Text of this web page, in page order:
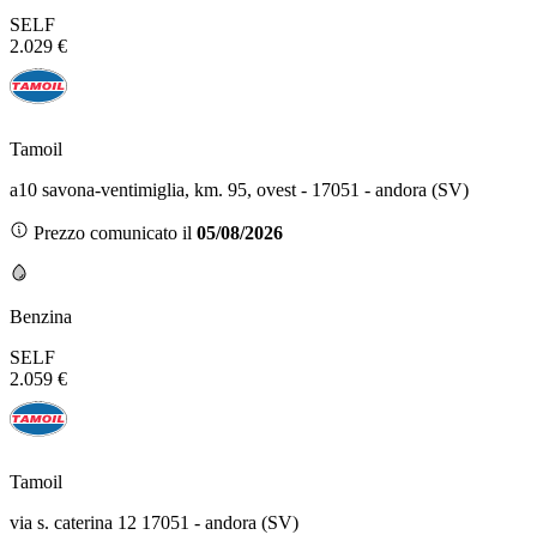
SELF
2.029 €
Tamoil
a10 savona-ventimiglia, km. 95, ovest - 17051 - andora (SV)
Prezzo comunicato il 05/08/2026
Benzina
SELF
2.059 €
Tamoil
via s. caterina 12 17051 - andora (SV)